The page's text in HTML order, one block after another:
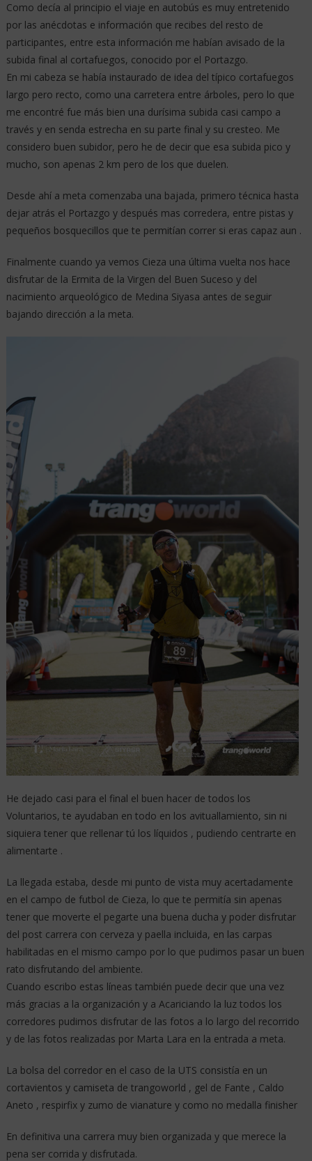
Como decía al principio el viaje en autobús es muy entretenido
por las anécdotas e información que recibes del resto de
participantes, entre esta información me habían avisado de la
subida final al cortafuegos, conocido por el Portazgo.
En mi cabeza se había instaurado de idea del típico cortafuegos
largo pero recto, como una carretera entre árboles, pero lo que
me encontré fue más bien una durísima subida casi campo a
través y en senda estrecha en su parte final y su cresteo. Me
considero buen subidor, pero he de decir que esa subida pico y
mucho, son apenas 2 km pero de los que duelen.
Desde ahí a meta comenzaba una bajada, primero técnica hasta
dejar atrás el Portazgo y después mas corredera, entre pistas y
pequeños bosquecillos que te permitían correr si eras capaz aun .
Finalmente cuando ya vemos Cieza una última vuelta nos hace
disfrutar de la Ermita de la Virgen del Buen Suceso y del
nacimiento arqueológico de Medina Siyasa antes de seguir
bajando dirección a la meta.
He dejado casi para el final el buen hacer de todos los
Voluntarios, te ayudaban en todo en los avituallamiento, sin ni
siquiera tener que rellenar tú los líquidos , pudiendo centrarte en
alimentarte .
La llegada estaba, desde mi punto de vista muy acertadamente
en el campo de futbol de Cieza, lo que te permitía sin apenas
tener que moverte el pegarte una buena ducha y poder disfrutar
del post carrera con cerveza y paella incluida, en las carpas
habilitadas en el mismo campo por lo que pudimos pasar un buen
rato disfrutando del ambiente.
Cuando escribo estas líneas también puede decir que una vez
más gracias a la organización y a Acariciando la luz todos los
corredores pudimos disfrutar de las fotos a lo largo del recorrido
y de las fotos realizadas por Marta Lara en la entrada a meta.
La bolsa del corredor en el caso de la UTS consistía en un
cortavientos y camiseta de trangoworld , gel de Fante , Caldo
Aneto , respirfix y zumo de vianature y como no medalla finisher
En definitiva una carrera muy bien organizada y que merece la
pena ser corrida y disfrutada.